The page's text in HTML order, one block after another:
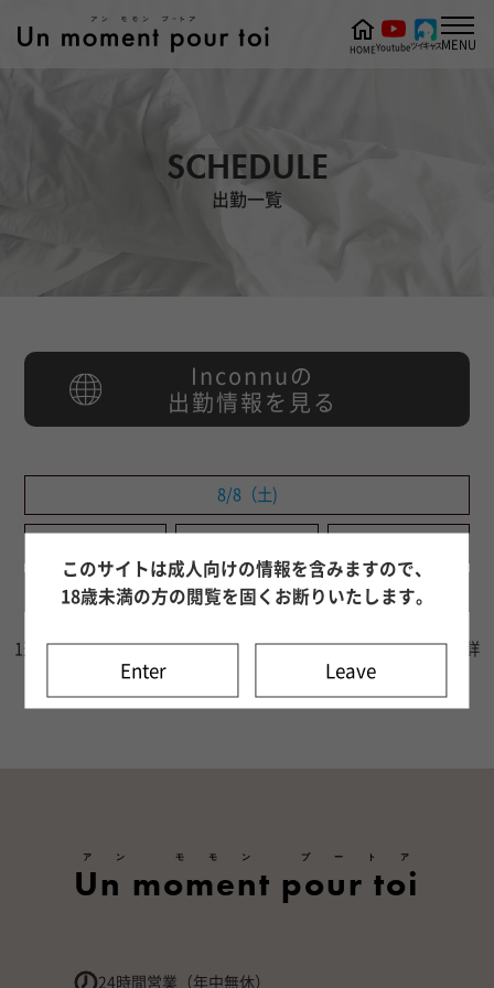
SCHEDULE
出勤一覧
HOMEYoutubeツイキャスMENU
Inconnuの
出勤情報を見る
8/8（土)
8/12（水) 8/13（木) 8/14（金)
1週間分の出勤情報をご確認いただけます。8日目以降はキャスト詳
細ページよりご確認ください。
Un moment pour toi
アン モモン プートア
24時間営業（年中無休）
このサイトは成人向けの情報を含みますので、
18歳未満の方の閲覧を固くお断りいたします。
Enter Leave